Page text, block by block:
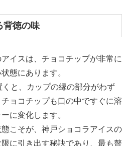
背徳の味
イスは、チョコチップが非常に
態にあります。
と、カップの縁の部分がわず
ョコチップも口の中ですぐに溶
に変化します。
こそが、神戸ショコラアイスの
に引き出す秘訣であり、最も贅